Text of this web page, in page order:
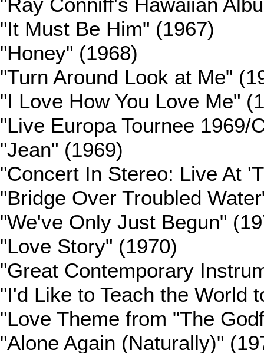
"Ray Conniff's Hawaiian
"It Must Be Him" (1967)
"Honey" (1968)
"Turn Around Look at Me"
"I Love How You Love Me"
"Live Europa Tournee 1969/
"Jean" (1969)
"Concert In Stereo: Live At
"Bridge Over Troubled
"We've Only Just Begun"
"Love Story" (1970)
"Great Contemporary
"I'd Like to Teach the World
"Love Theme from "The
"Alone Again (Naturally)"